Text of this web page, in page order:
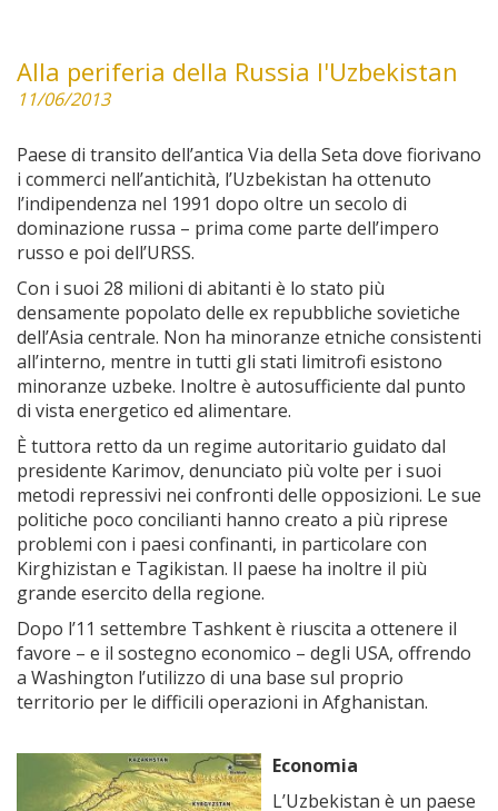
Alla periferia della Russia l'Uzbekistan
11/06/2013
Paese di transito dell’antica Via della Seta dove fiorivano
i commerci nell’antichità, l’Uzbekistan ha ottenuto
l’indipendenza nel 1991 dopo oltre un secolo di
dominazione russa – prima come parte dell’impero
russo e poi dell’URSS.
Con i suoi 28 milioni di abitanti è lo stato più
densamente popolato delle ex repubbliche sovietiche
dell’Asia centrale. Non ha minoranze etniche consistenti
all’interno, mentre in tutti gli stati limitrofi esistono
minoranze uzbeke. Inoltre è autosufficiente dal punto
di vista energetico ed alimentare.
È tuttora retto da un regime autoritario guidato dal
presidente Karimov, denunciato più volte per i suoi
metodi repressivi nei confronti delle opposizioni. Le sue
politiche poco concilianti hanno creato a più riprese
problemi con i paesi confinanti, in particolare con
Kirghizistan e Tagikistan. Il paese ha inoltre il più
grande esercito della regione.
Dopo l’11 settembre Tashkent è riuscita a ottenere il
favore – e il sostegno economico – degli USA, offrendo
a Washington l’utilizzo di una base sul proprio
territorio per le difficili operazioni in Afghanistan.
Economia
L’Uzbekistan è un paese